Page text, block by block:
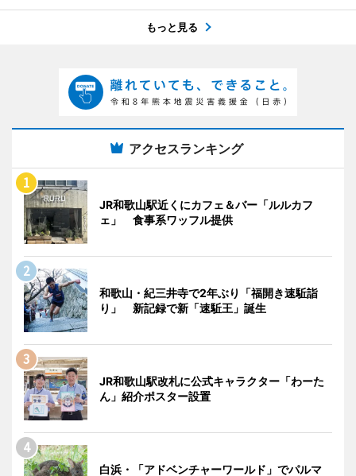
もっと見る
アクセスランキング
JR和歌山駅近くにカフェ＆バー「ルルカフ
ェ」 食事系ワッフル提供
和歌山・紀三井寺で2年ぶり「福開き速駈詣
り」 新記録で新「速駈王」誕生
JR和歌山駅改札に公式キャラクター「わーた
ん」紹介ポスター設置
白浜・「アドベンチャーワールド」でパルマ